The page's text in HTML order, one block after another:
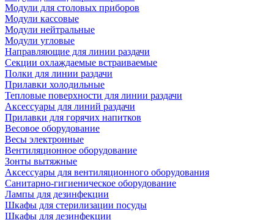
Модули для столовых приборов
Модули кассовые
Модули нейтральные
Модули угловые
Направляющие для линии раздачи
Секции охлаждаемые встраиваемые
Полки для линии раздачи
Прилавки холодильные
Тепловые поверхности для линии раздачи
Аксессуары для линий раздачи
Прилавки для горячих напитков
Весовое оборудование
Весы электронные
Вентиляционное оборудование
Зонты вытяжные
Аксессуары для вентиляционного оборудования
Санитарно-гигиеническое оборудование
Лампы для дезинфекции
Шкафы для стерилизации посуды
Шкафы для дезинфекции